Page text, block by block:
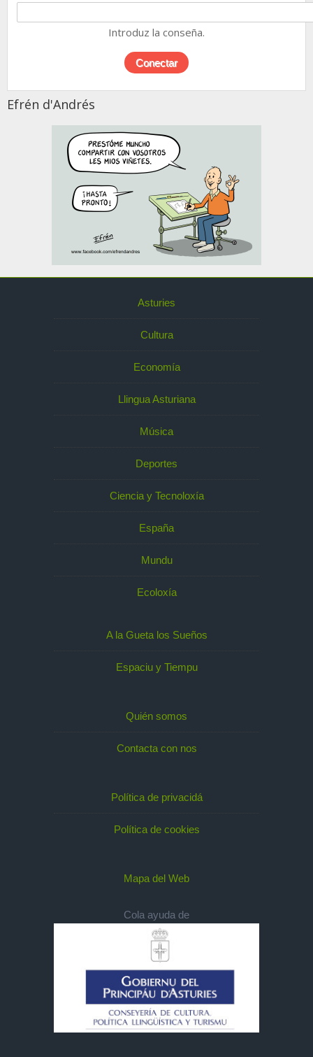
Introduz la conseña.
Efrén d'Andrés
Asturies
Cultura
Economía
Llingua Asturiana
Música
Deportes
Ciencia y Tecnoloxía
España
Mundu
Ecoloxía
A la Gueta los Sueños
Espaciu y Tiempu
Quién somos
Contacta con nos
Política de privacidá
Política de cookies
Mapa del Web
Cola ayuda de